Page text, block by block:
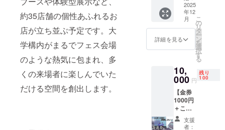
約35店舗の個性あふれるお
店が立ち並ぶ予定です。大
学構内がまるでフェス会場
のような熱気に包まれ、多
くの来場者に楽しんでいた
だける空間を創出します。
在費は
各自で
ご負担
くださ
い。 ・
法：詳
細は
メール
で連絡
しま
す。 ※
お名前
の掲載
年9月21
日（日
曜日）
11:00-
18:00
通信大
学寝屋
ンパス
・支援
者様の
交通費
や滞在
内容>
・お礼
のメッ
セージ
・パン
フレッ
名前掲
載 ・報
告書 ・
オリジ
ナルス
テッ
カー
（総支
2025
年12
月
詳細を見る
こ
の
リ
タ
ー
ン
を
選
択
す
る
10,
000 円
残り
100
【金券
1000円
＋これ
までの
金額の
支援
者：